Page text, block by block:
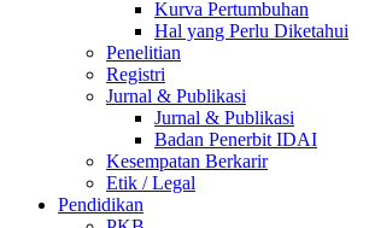
Kurva Pertumbuhan
Hal yang Perlu Diketahui
Penelitian
Registri
Jurnal & Publikasi
Jurnal & Publikasi
Badan Penerbit IDAI
Kesempatan Berkarir
Etik / Legal
Pendidikan